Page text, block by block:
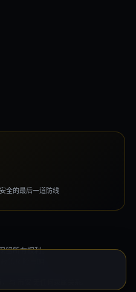
全的最后一道防线
留所有权利。